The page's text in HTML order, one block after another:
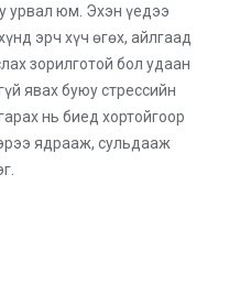
урвал юм. Эхэн үедээ
эрч хүч өгөх, айлгаад
зорилготой бол удаан
явах буюу стрессийн
нь биед хортойгоор
ядрааж, сульдааж